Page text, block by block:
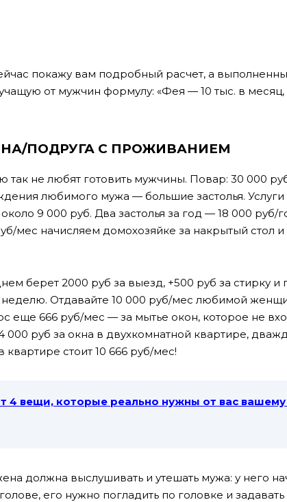
покажу вам подробный расчет, а
от мужчин формулу: «Фея — 10 тыс. в месяц,
ПОДРУГА С ПРОЖИВАНИЕМ
так не любят готовить мужчины. Повар: 30 000
любимого мужа — большие застолья. Услуги
9 000 руб. Два застолья за год — 18 000 руб/
мес начисляем домохозяйке за накрытый стол
берет 2000 руб за выезд, +500 руб за стирку и
неделю. Отдавайте 10 000 руб/мес любимой
еще 666 руб/мес — за мытье окон, которое не
000 руб за окна в двухкомнатной квартире,
квартире стоит 10 666 руб/мес!
4 вещи, которые реально нужны от вас
должна выслушивать и утешать мужа: у него
его нужно погладить по головке и